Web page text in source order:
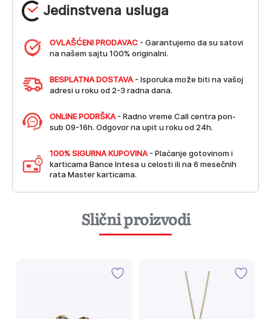
Jedinstvena usluga
OVLAŠĆENI PRODAVAC - Garantujemo da su satovi
na našem sajtu 100% originalni.
BESPLATNA DOSTAVA - Isporuka može biti na vašoj
adresi u roku od 2-3 radna dana.
ONLINE PODRŠKA - Radno vreme Call centra pon-
sub 09-16h. Odgovor na upit u roku od 24h.
100% SIGURNA KUPOVINA - Plaćanje gotovinom i
karticama Bance Intesa u celosti ili na 6 mesečnih
rata Master karticama.
Slični proizvodi